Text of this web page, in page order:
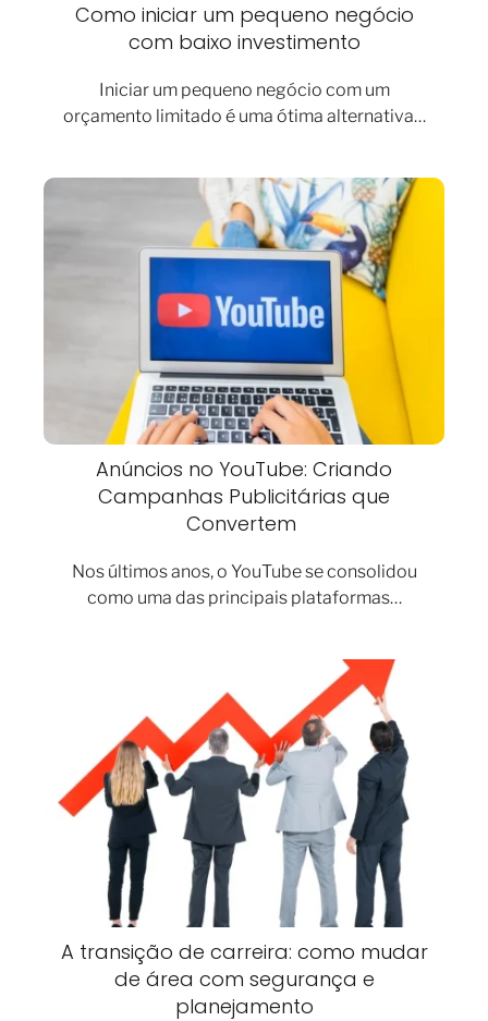
Como iniciar um pequeno negócio
com baixo investimento
Iniciar um pequeno negócio com um
orçamento limitado é uma ótima alternativa…
Anúncios no YouTube: Criando
Campanhas Publicitárias que
Convertem
Nos últimos anos, o YouTube se consolidou
como uma das principais plataformas…
A transição de carreira: como mudar
de área com segurança e
planejamento